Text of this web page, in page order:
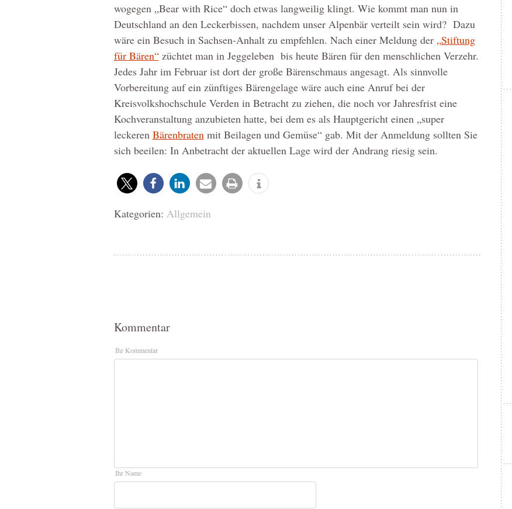
wogegen „Bear with Rice“ doch etwas langweilig klingt. Wie kommt man nun in
Deutschland an den Leckerbissen, nachdem unser Alpenbär verteilt sein wird? Dazu
wäre ein Besuch in Sachsen-Anhalt zu empfehlen. Nach einer Meldung der „Stiftung
für Bären“züchtet man in Jeggeleben bis heute Bären für den menschlichen Verzehr.
Jedes Jahr im Februar ist dort der große Bärenschmaus angesagt. Als sinnvolle
Vorbereitung auf ein zünftiges Bärengelage wäre auch eine Anruf bei der
Kreisvolkshochschule Verden in Betracht zu ziehen, die noch vor Jahresfrist eine
Kochveranstaltung anzubieten hatte, bei dem es als Hauptgericht einen „super
leckeren Bärenbratenmit Beilagen und Gemüse“ gab. Mit der Anmeldung sollten Sie
sich beeilen: In Anbetracht der aktuellen Lage wird der Andrang riesig sein.
Kategorien: Allgemein
Kommentar
Ihr Kommentar
Ihr Name